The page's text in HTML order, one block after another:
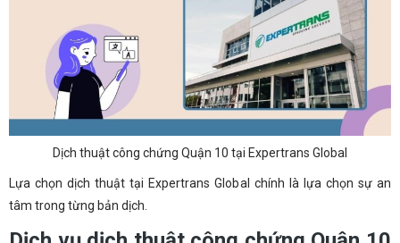
Dịch thuật công chứng Quận 10 tại Expertrans Global
Lựa chọn dịch thuật tại Expertrans Global chính là lựa chọn sự an
tâm trong từng bản dịch.